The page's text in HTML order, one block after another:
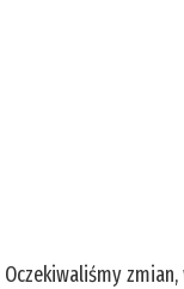
Oczekiwaliśmy